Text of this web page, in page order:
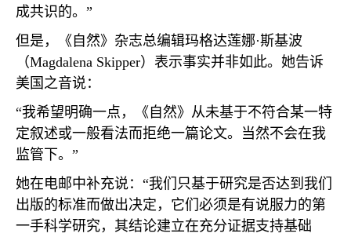
成共识的。”
但是，《自然》杂志总编辑玛格达莲娜·斯基波
（Magdalena Skipper）表示事实并非如此。她告诉
美国之音说：
“我希望明确一点，《自然》从未基于不符合某一特
定叙述或一般看法而拒绝一篇论文。当然不会在我
监管下。”
她在电邮中补充说：“我们只基于研究是否达到我们
出版的标准而做出决定，它们必须是有说服力的第
一手科学研究，其结论建立在充分证据支持基础